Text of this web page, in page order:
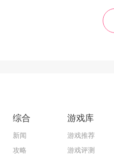
综合
新闻
攻略
游戏库
游戏推荐
游戏评测